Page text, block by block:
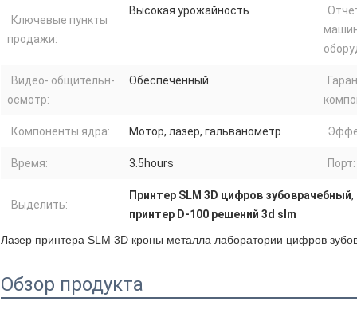
Ключевые пункты
продажи:
Высокая урожайность
Видео- общительн-
осмотр:
Обеспеченный
Компоненты ядра: Мотор, лазер, гальванометр
Время: 3.5hours Порт:
Выделить:
Принтер SLM 3D цифров зубоврачебный,
принтер D-100 решений 3d slm
Лазер принтера SLM 3D кроны металла лаборатории цифров
Обзор продукта